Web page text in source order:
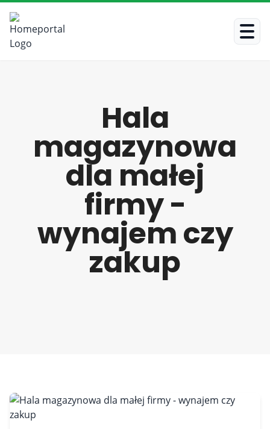
Hala
magazynowa
dla małej
firmy -
wynajem czy
zakup